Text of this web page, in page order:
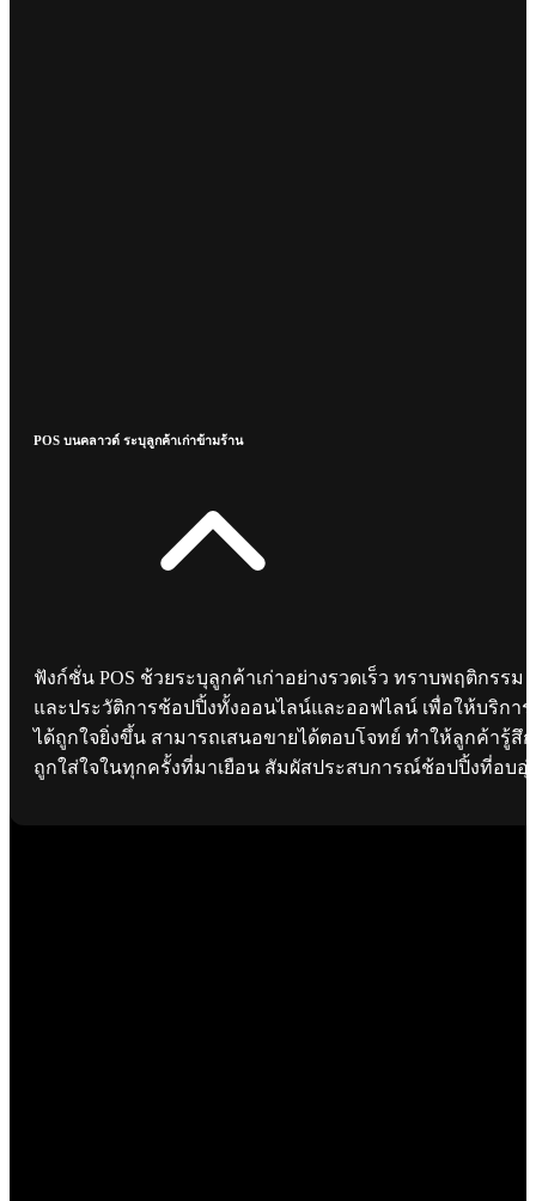
POS บนคลาวด์ ระบุลูกค้าเก่าข้ามร้าน
ฟังก์ชั่น POS ช้วยระบุลูกค้าเก่าอย่างรวดเร็ว ทราบพฤติกรรม
และประวัติการช้อปปิ้งทั้งออนไลน์และออฟไลน์ เพื่อให้บริการ
ได้ถูกใจยิ่งขึ้น สามารถเสนอขายได้ตอบโจทย์ ทำให้ลูกค้ารู้สึก
ถูกใส่ใจในทุกครั้งที่มาเยือน สัมผัสประสบการณ์ช้อปปิ้งที่อบอุ่